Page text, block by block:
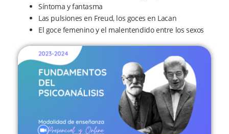
Síntoma y fantasma
Las pulsiones en Freud, los goces en Lacan
El goce femenino y el malentendido entre los sexos